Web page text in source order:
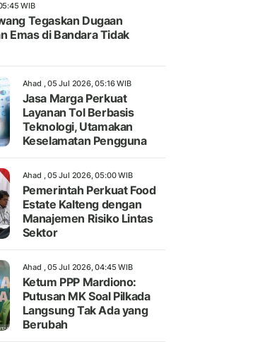
WIB
Tegaskan Dugaan
Emas di Bandara Tidak
Ahad , 05 Jul 2026, 05:16 WIB
Jasa Marga Perkuat
Layanan Tol Berbasis
Teknologi, Utamakan
Keselamatan Pengguna
Ahad , 05 Jul 2026, 05:00 WIB
Pemerintah Perkuat Food
Estate Kalteng dengan
Manajemen Risiko Lintas
Sektor
Ahad , 05 Jul 2026, 04:45 WIB
Ketum PPP Mardiono:
Putusan MK Soal Pilkada
Langsung Tak Ada yang
Berubah